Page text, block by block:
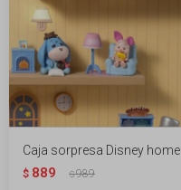
Caja sorpresa Disney home
$ 889 $989